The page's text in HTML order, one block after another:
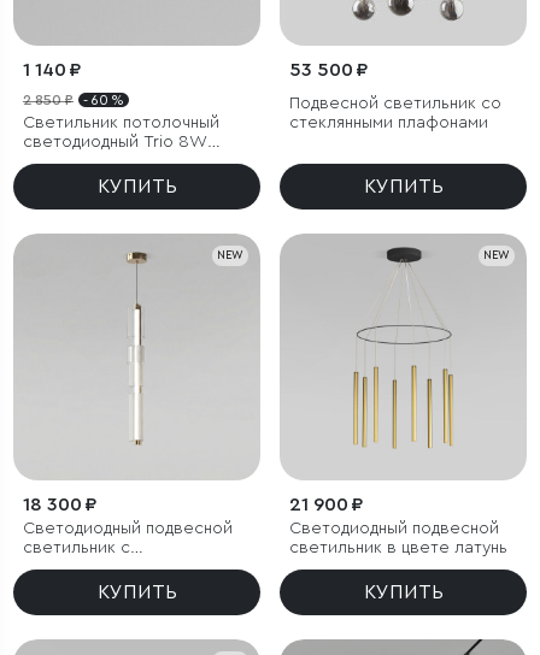
1 140 ₽
2 850 ₽ - 60 %
Светильник потолочный
светодиодный Trio 8W
3000K белый
КУПИТЬ
53 500 ₽
Подвесной светильник со
стеклянными плафонами
КУПИТЬ
NEW
18 300 ₽
Светодиодный подвесной
светильник с
регулировкой цветовой
температурыКУПИТЬ
NEW
21 900 ₽
Светодиодный подвесной
светильник в цвете латунь
КУПИТЬ